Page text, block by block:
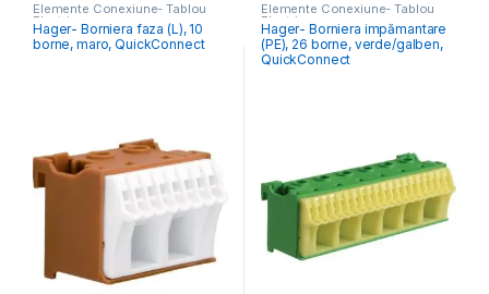
Elemente Conexiune- Tablou
Electric
Hager- Borniera faza (L), 10
borne, maro, QuickConnect
Elemente Conexiune- Tablou
Electric
Hager- Borniera impămantare
(PE), 26 borne, verde/galben,
QuickConnect